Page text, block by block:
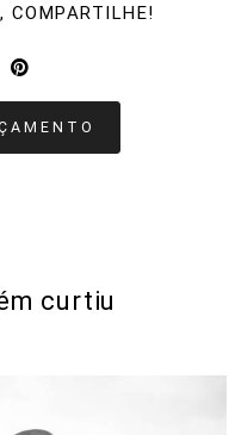
COMPARTILHE!
curtiu